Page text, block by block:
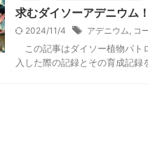
求むダイソーアデニウム！
2024/11/4 アデニウム コ
この記事はダイソー植物パト
入した際の記録とその育成記録